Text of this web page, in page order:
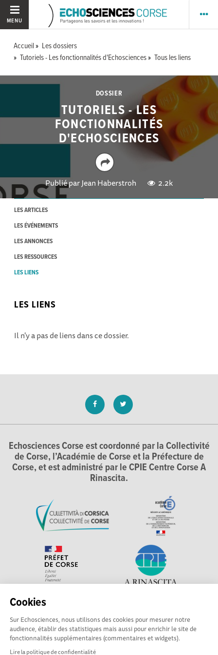
Cookies
Sur Echosciences, nous utilisons des cookies pour mesurer notre
audience, établir des statistiques mais aussi pour enrichir le site de
fonctionnalités supplémentaires (commentaires et widgets).
Lire la politique de confidentialité
MENU
Accueil
Les dossiers
Tutoriels - Les fonctionnalités d'Echosciences
Tous les liens
DOSSIER
TUTORIELS - LES
FONCTIONNALITÉS
D'ECHOSCIENCES
Publié parJean Haberstroh 2.2k
LES ARTICLES
LES ÉVÉNEMENTS
LES ANNONCES
LES RESSOURCES
LES LIENS
LES LIENS
Il n'y a pas de liens dans ce dossier.
Echosciences Corse est coordonné par la Collectivité
de Corse, l’Académie de Corse et la Préfecture de
Corse, et est administré par le CPIE Centre Corse A
Rinascita.
Corse, le réseau social des acteurs de sciences et de
technologie du territoire. Contact : contact-csti@cpie-
centrecorse.fr